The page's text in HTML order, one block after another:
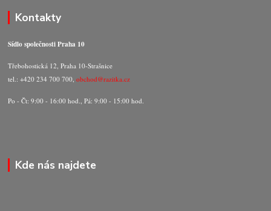
Kontakty
Sídlo společnosti Praha 10
Třebohostická 12, Praha 10-Strašnice
tel.: +420 234 700 700,obchod@razitka.cz
Po - Čt: 9:00 - 16:00 hod., Pá: 9:00 - 15:00 hod.
Kde nás najdete